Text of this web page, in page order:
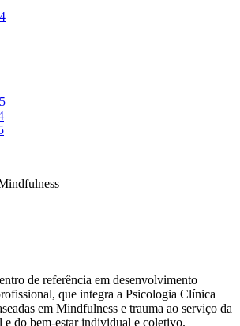
de referência em desenvolvimento
que integra a Psicologia Clínica
em Mindfulness e trauma ao serviço da
e do bem-estar individual e coletivo.